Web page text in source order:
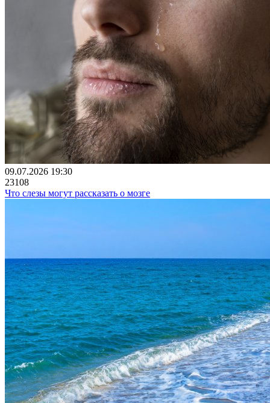
09.07.2026 19:30
23108
Что слезы могут рассказать о мозге